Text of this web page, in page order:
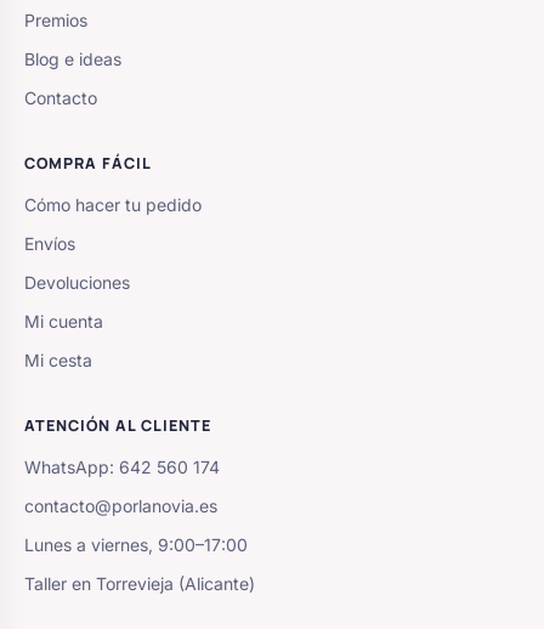
Premios
Blog e ideas
Contacto
COMPRA FÁCIL
Cómo hacer tu pedido
Envíos
Devoluciones
Mi cuenta
Mi cesta
ATENCIÓN AL CLIENTE
WhatsApp: 642 560 174
contacto@porlanovia.es
Lunes a viernes, 9:00–17:00
Taller en Torrevieja (Alicante)